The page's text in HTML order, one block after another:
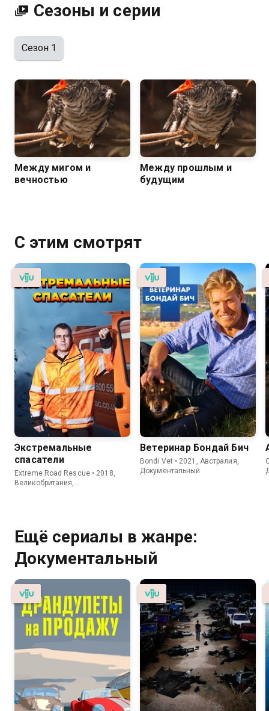
Сезоны и серии
Сезон 1
Между мигом и
вечностью
Между прошлым и
будущим
С этим смотрят
Экстремальные
спасатели
Extreme Road Rescue • 2018,
Великобритания,
Ветеринар Бондай Бич
Bondi Vet • 2021, Австралия,
Документальный
Ещё сериалы в жанре:
Документальный